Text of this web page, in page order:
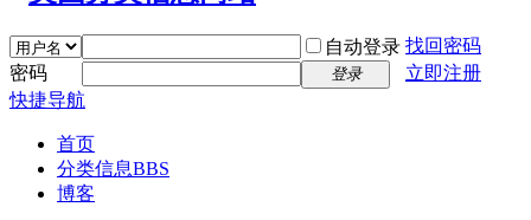
自动登录 找回密码
密码
登录
立即注册
快捷导航
首页
分类信息BBS
博客